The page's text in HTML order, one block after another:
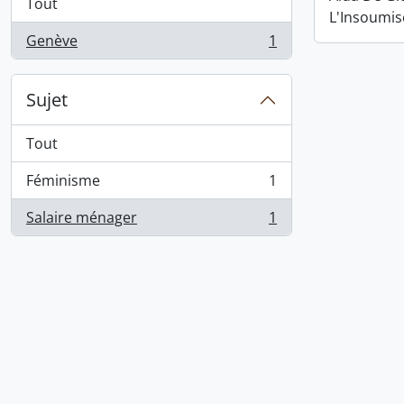
Genève
, 1 résultats 1
Sujet
Tout
Féminisme
, 1 résultats
1
Salaire ménager
, 1 résultats 1